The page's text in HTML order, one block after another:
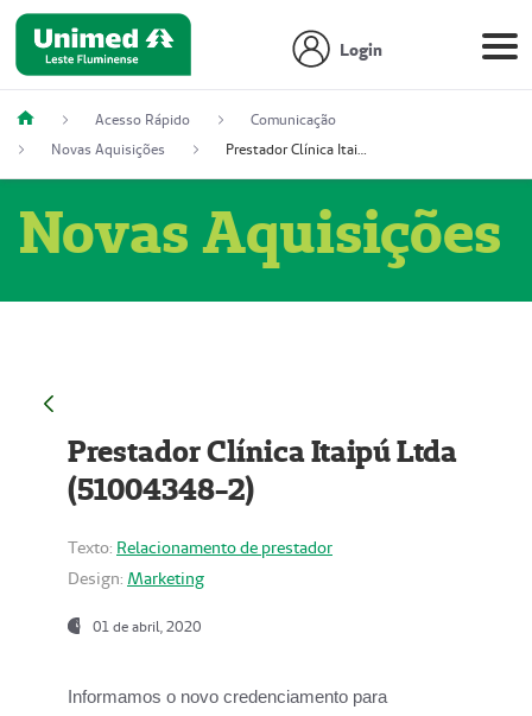
Login
Acesso Rápido
Comunicação
Novas Aquisições
Prestador Clínica Itaipú Ltda (51004348-2)
Novas Aquisições
Prestador Clínica Itaipú Ltda
(51004348-2)
Texto: Relacionamento de prestador
Design: Marketing
01 de abril, 2020
Informamos o novo credenciamento para